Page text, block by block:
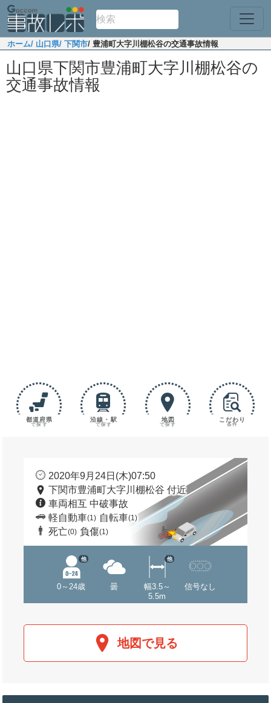
ホーム/ 山口県/ 下関市/ 豊浦町大字川棚松谷の交通事故情報
山口県下関市豊浦町大字川棚松谷の
交通事故情報
都道府県
で探す
沿線・駅
で探す
地図
で探す
こだわり
条件
2020年9月24日(木)07:50
下関市豊浦町大字川棚松谷 付近
車両相互 中破事故
軽自動車(1) 自転車(1)
死亡(0) 負傷(1)
0～24歳
他
曇
幅3.5～
5.5m
他
信号なし
地図で見る